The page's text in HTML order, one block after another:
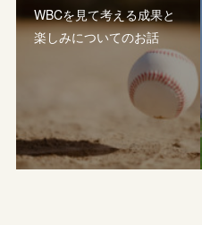
WBCを見て考える成果と
楽しみについてのお話